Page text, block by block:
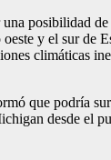
posibilidad de
y el sur de
climáticas
que podría
desde el